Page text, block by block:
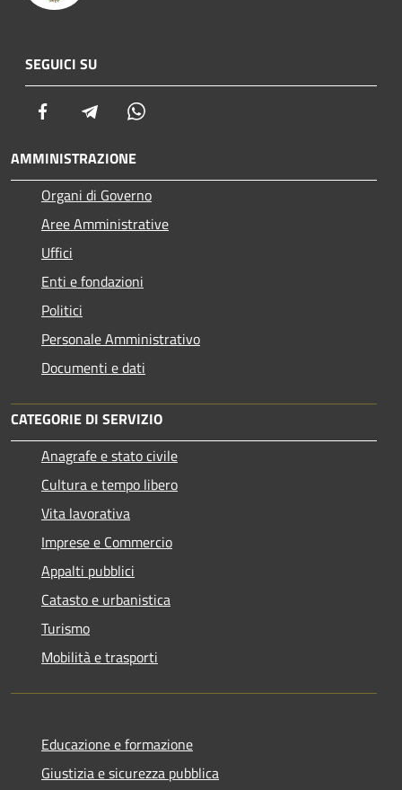
SEGUICI SU
Facebook Telegram
AMMINISTRAZIONE
Organi di Governo
Aree Amministrative
Uffici
Enti e fondazioni
Politici
Personale Amministrativo
Documenti e dati
CATEGORIE DI SERVIZIO
Anagrafe e stato civile
Cultura e tempo libero
Vita lavorativa
Imprese e Commercio
Appalti pubblici
Catasto e urbanistica
Turismo
Mobilità e trasporti
Educazione e formazione
Giustizia e sicurezza pubblica